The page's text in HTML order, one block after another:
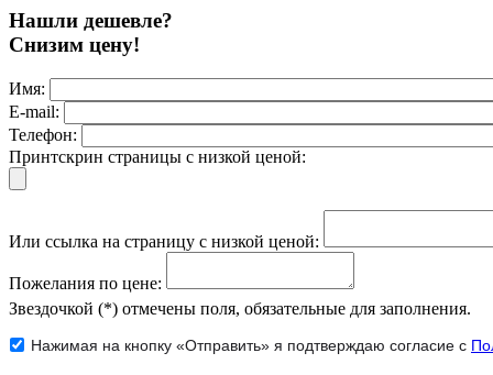
Нашли дешевле?
Снизим цену!
Имя:
E-mail:
Телефон:
Принтскрин страницы с низкой ценой:
Или ссылка на страницу с низкой ценой:
Пожелания по цене:
Звездочкой (*) отмечены поля, обязательные для заполнения.
Нажимая на кнопку «Отправить» я подтверждаю согласие с